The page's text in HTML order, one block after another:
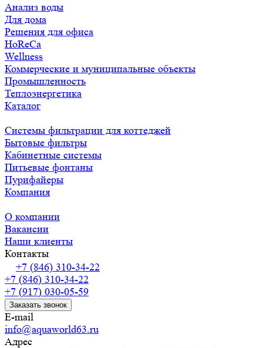
Анализ воды
Для дома
Решения для офиса
HoReCa
Wellness
Коммерческие и муниципальные объекты
Промышленность
Теплоэнергетика
Каталог
Системы фильтрации для коттеджей
Бытовые фильтры
Кабинетные системы
Питьевые фонтаны
Пурифайеры
Компания
О компании
Вакансии
Наши клиенты
Контакты
+7 (846) 310-34-22
+7 (846) 310-34-22
+7 (917) 030-05-59
Заказать звонок
E-mail
info@aquaworld63.ru
Адрес